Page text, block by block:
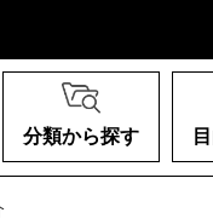
分類から探す